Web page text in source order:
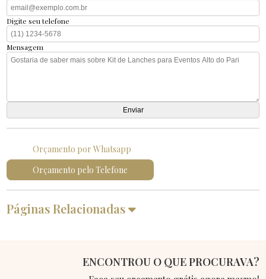
Digite seu telefone
Mensagem
Orçamento por Whatsapp
Orçamento pelo Telefone
Páginas Relacionadas
ENCONTROU O QUE PROCURAVA?